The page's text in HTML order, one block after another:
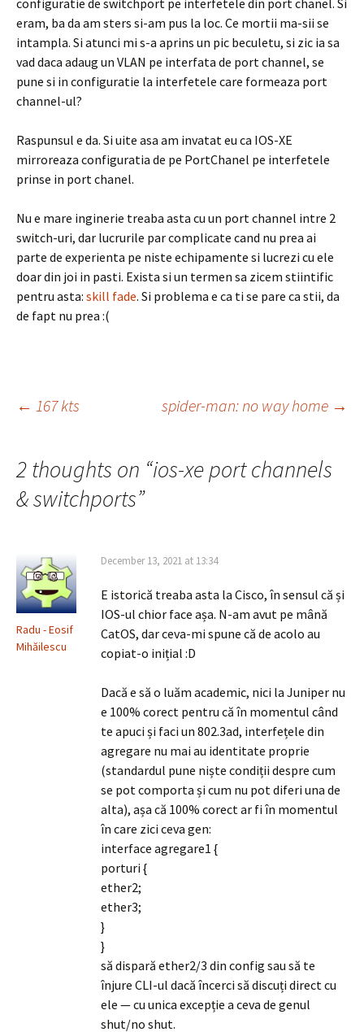
configuratie de switchport pe interfetele din port chanel. Si
eram, ba da am sters si-am pus la loc. Ce mortii ma-sii se
intampla. Si atunci mi s-a aprins un pic beculetu, si zic ia sa
vad daca adaug un VLAN pe interfata de port channel, se
pune si in configuratie la interfetele care formeaza port
channel-ul?
Raspunsul e da. Si uite asa am invatat eu ca IOS-XE
mirroreaza configuratia de pe PortChanel pe interfetele
prinse in port chanel.
Nu e mare inginerie treaba asta cu un port channel intre 2
switch-uri, dar lucrurile par complicate cand nu prea ai
parte de experienta pe niste echipamente si lucrezi cu ele
doar din joi in pasti. Exista si un termen sa zicem stiintific
pentru asta: skill fade. Si problema e ca ti se pare ca stii, da
de fapt nu prea :(
Post
navigation
← 167 kts spider-man: no way home →
2 thoughts on “ios-xe port channels
& switchports”
Radu - Eosif
Mihăilescu
December 13, 2021 at 13:34
E istorică treaba asta la Cisco, în sensul că și
IOS-ul chior face așa. N-am avut pe mână
CatOS, dar ceva-mi spune că de acolo au
copiat-o inițial :D
Dacă e să o luăm academic, nici la Juniper nu
e 100% corect pentru că în momentul când
te apuci și faci un 802.3ad, interfețele din
agregare nu mai au identitate proprie
(standardul pune niște condiții despre cum
se pot comporta și cum nu pot diferi una de
alta), așa că 100% corect ar fi în momentul
în care zici ceva gen:
interface agregare1 {
porturi {
ether2;
ether3;
}
}
să dispară ether2/3 din config sau să te
înjure CLI-ul dacă încerci să discuți direct cu
ele — cu unica excepție a ceva de genul
shut/no shut.